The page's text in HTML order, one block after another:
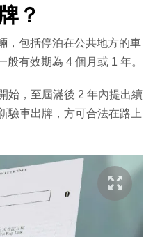
？
，包括停泊在公共地方的車
有效期為 4 個月或 1 年。
始，至屆滿後 2 年內提出續
驗車出牌，方可合法在路上